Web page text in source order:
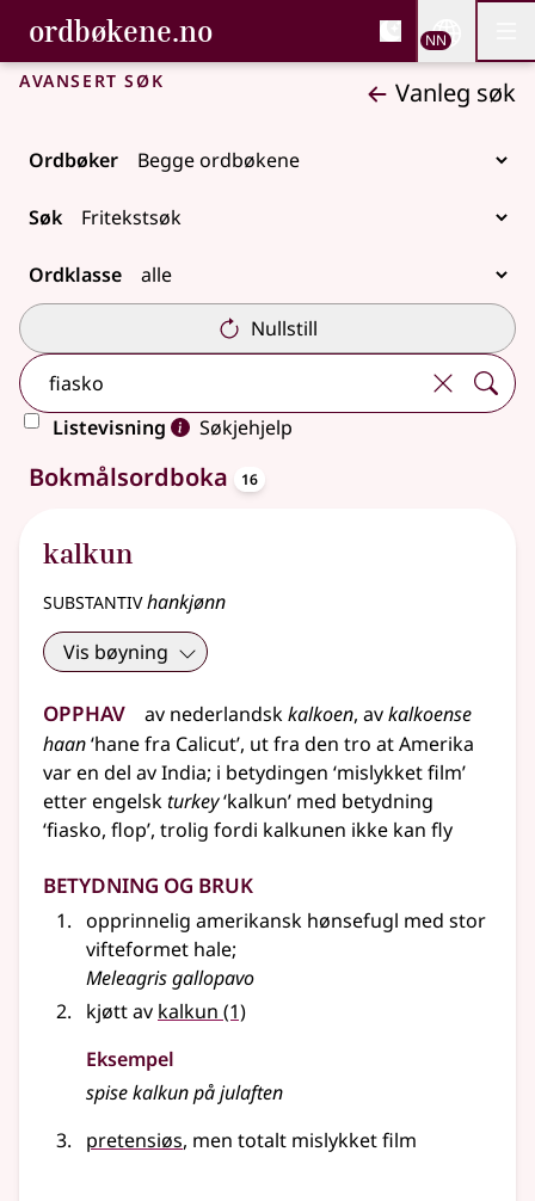
Gå til hovudinnhald
Tilgjenge
ordbøkene.no, Bokmålsordboka og
Bokmålsordboka og Nynorskordboka
NN
Avansert søk Vanleg søk
Ordbøker
Søk
Ordklasse
Nullstill
Listevisning
Søkjehjelp
29 treff
Bokmålsordboka 16
kalkun
substantivhankjønn
Vis bøyning
Opphav av nederlandskkalkoen, avkalkoense
haan‘hane fra Calicut’, ut fra den tro at Amerika
var en del av India; i betydingen ‘mislykket film’
etterengelskturkey‘kalkun’ med betydning
‘fiasko, flop’, trolig fordi kalkunen ikke kan fly
Betydning og bruk
opprinnelig amerikansk hønsefugl med stor
vifteformet hale;
Meleagris gallopavo
kjøtt av kalkun (1)
Eksempel
spise kalkun på julaften
pretensiøs, men totalt mislykket film